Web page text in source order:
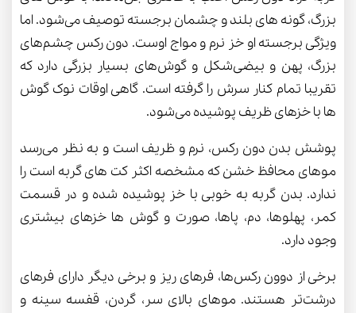
بزرگ، گونه های بلند و چشمان برجسته توصیف می‌شود. اما
ویژگی برجسته او خز نرم و مواج اوست. دون رکس چشم‌های
بزرگ، پهن و بیضی‌شکل و گوش‌های بسیار بزرگی دارد که
تقریبا تمام کنار سرش را گرفته است. گاهی اوقات نوک گوش
ها با خزهای ظریف پوشیده می‌شود.
پوشش بدن دون رکس، نرم و ظریف است و به نظر می‌رسد
موهای محافظ خشن که مشخصه اکثر کت های گربه است را
ندارد. بدن گربه به خوبی با خز پوشیده شده و در قسمت
کمر، پهلوها، دم، پاها، صورت و گوش ها خزهای بیشتری
وجود دارد.
برخی از دوون رکس‌ها، فرهای ریز و برخی دیگر دارای فرهای
درشت‌تر هستند. موهای بالای سر، گردن، قفسه سینه و